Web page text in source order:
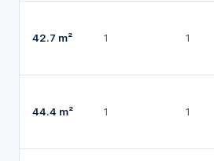
42.7 m² 1 1
44.4 m² 1 1